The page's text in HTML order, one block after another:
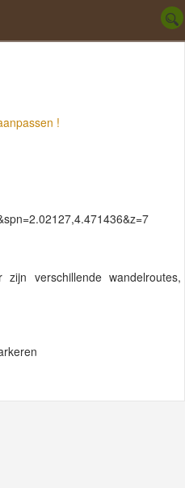
!
verschillende wandelroutes,